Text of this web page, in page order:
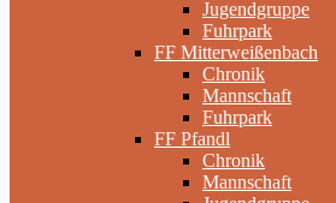
Jugendgruppe
Fuhrpark
FF Mitterweißenbach
Chronik
Mannschaft
Fuhrpark
FF Pfandl
Chronik
Mannschaft